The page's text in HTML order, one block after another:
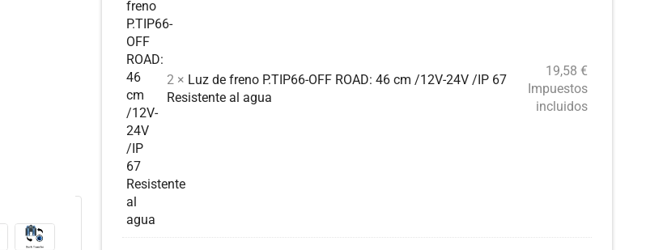
2 × Luz de freno P.TIP66-OFF ROAD: 46 cm /12V-24V /IP 67
Resistente al agua
19,58 €
Impuestos
incluidos